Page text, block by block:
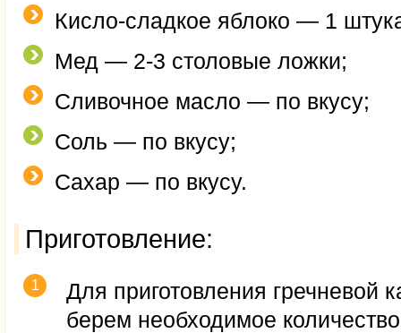
Кисло-сладкое яблоко — 1
Мед — 2-3 столовые ложки;
Сливочное масло — по вкусу;
Соль — по вкусу;
Сахар — по вкусу.
Приготовление:
Для приготовления гречневой
берем необходимое